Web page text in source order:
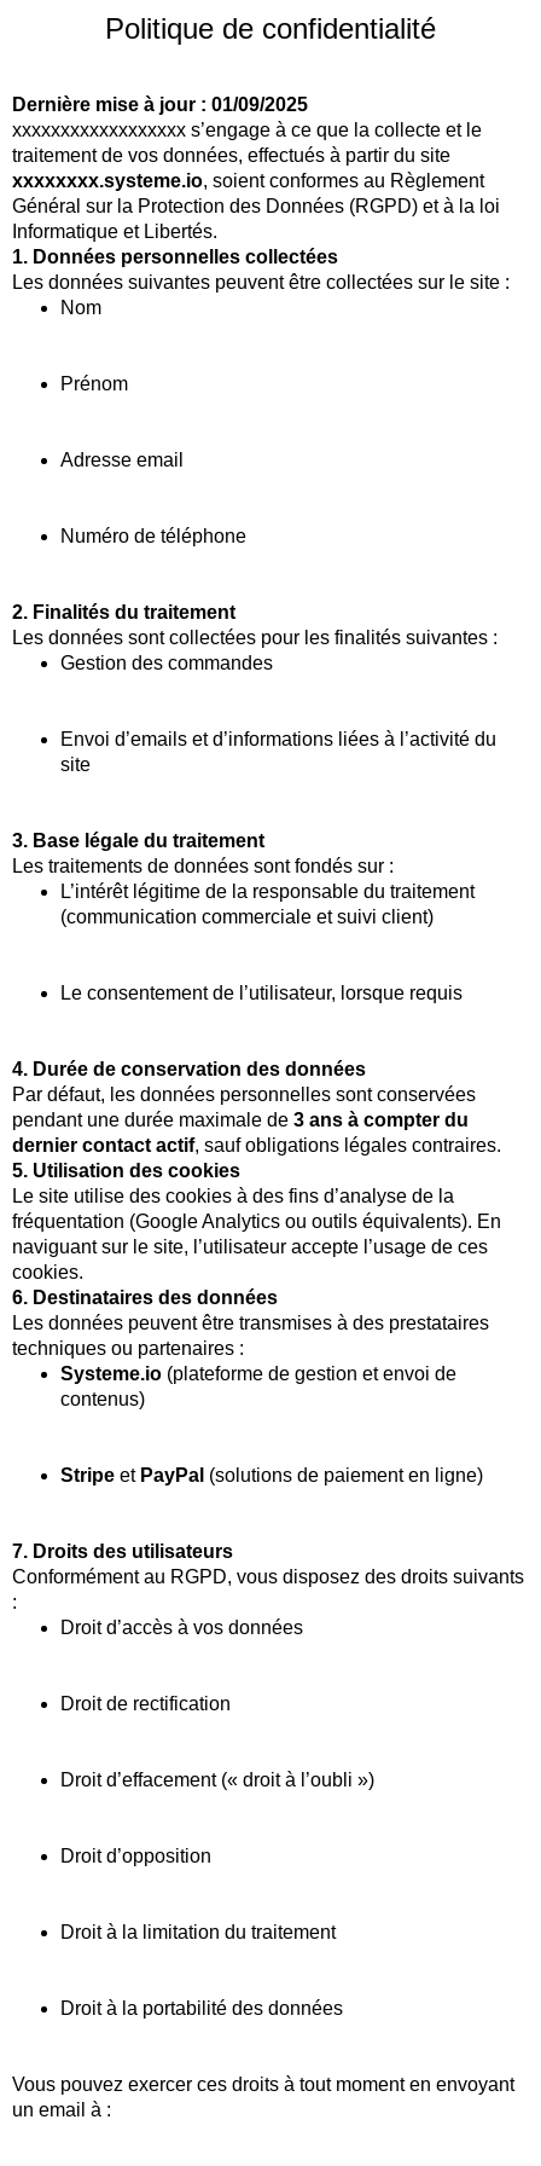
Politique de confidentialité
Dernière mise à jour : 01/09/2025
xxxxxxxxxxxxxxxxxx s’engage à ce que la collecte et le
traitement de vos données, effectués à partir du site
xxxxxxxx.systeme.io, soient conformes au Règlement
Général sur la Protection des Données (RGPD) et à la loi
Informatique et Libertés.
1. Données personnelles collectées
Les données suivantes peuvent être collectées sur le site :
Nom
Prénom
Adresse email
Numéro de téléphone
2. Finalités du traitement
Les données sont collectées pour les finalités suivantes :
Gestion des commandes
Envoi d’emails et d’informations liées à l’activité du
site
3. Base légale du traitement
Les traitements de données sont fondés sur :
L’intérêt légitime de la responsable du traitement
(communication commerciale et suivi client)
Le consentement de l’utilisateur, lorsque requis
4. Durée de conservation des données
Par défaut, les données personnelles sont conservées
pendant une durée maximale de 3 ans à compter du
dernier contact actif, sauf obligations légales contraires.
5. Utilisation des cookies
Le site utilise des cookies à des fins d’analyse de la
fréquentation (Google Analytics ou outils équivalents). En
naviguant sur le site, l’utilisateur accepte l’usage de ces
cookies.
6. Destinataires des données
Les données peuvent être transmises à des prestataires
techniques ou partenaires :
Systeme.io (plateforme de gestion et envoi de
contenus)
Stripe et PayPal (solutions de paiement en ligne)
7. Droits des utilisateurs
Conformément au RGPD, vous disposez des droits suivants
:
Droit d’accès à vos données
Droit de rectification
Droit d’effacement (« droit à l’oubli »)
Droit d’opposition
Droit à la limitation du traitement
Droit à la portabilité des données
Vous pouvez exercer ces droits à tout moment en envoyant
un email à :